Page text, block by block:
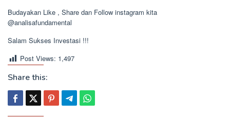
Budayakan Like , Share dan Follow instagram kita
@analisafundamental
Salam Sukses Investasi !!!
Post Views: 1,497
Share this: